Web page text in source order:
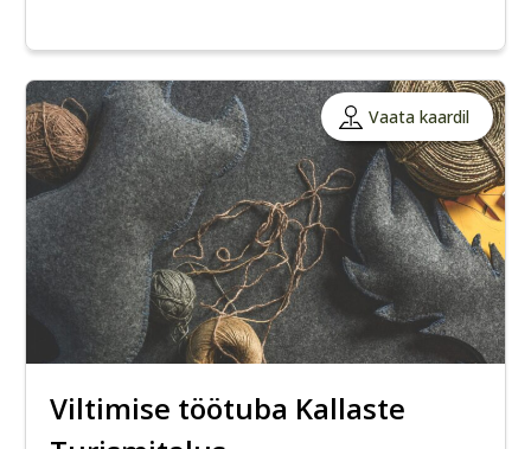
Vaata kaardil
Viltimise töötuba Kallaste